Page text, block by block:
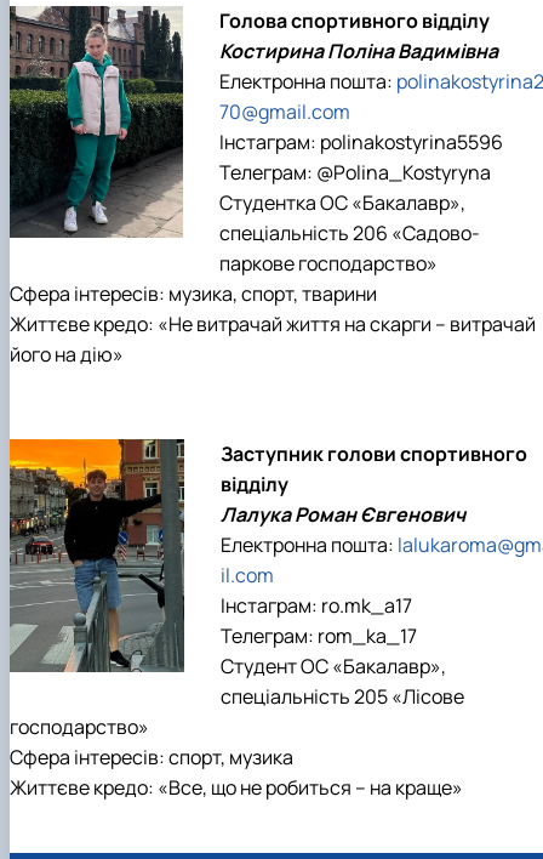
Голова спортивного відділу
Костирина Поліна Вадимівна
Електронна пошта: polinakostyrina2
70@gmail.com
Інстаграм: polinakostyrina5596
Телеграм: @Polina_Kostyryna
Студентка ОС «Бакалавр»,
спеціальність 206 «Садово-
паркове господарство»
Сфера інтересів: музика, спорт, тварини
Життєве кредо: «Не витрачай життя на скарги – витрачай
його на дію»
Заступник голови спортивного
відділу
Лалука Роман Євгенович
Електронна пошта:
il.com
Інстаграм: ro.mk_a17
Телеграм: rom_ka_17
Студент ОС «Бакалавр»,
спеціальність 205 «Лісове
господарство»
Сфера інтересів: спорт, музика
Життєве кредо: «Все, що не робиться – на краще»